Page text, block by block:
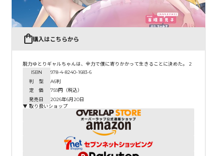
購入はこちらから
脱力ゆとりギャルちゃんは、全力で僕に寄りかかって生きることに決めた。 2
ISBN
978-4-8240-1683-6
判 型
A6判
定 価
759円（税込）
発売日
2026年6月20日
▼ 取り扱いショップ